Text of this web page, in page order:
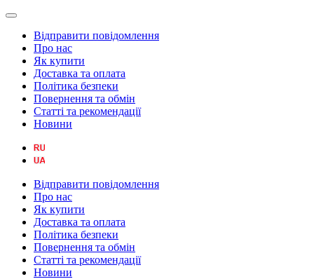
Відправити повідомлення
Про нас
Як купити
Доставка та оплата
Політика безпеки
Повернення та обмін
Статті та рекомендації
Новини
Відправити повідомлення
Про нас
Як купити
Доставка та оплата
Політика безпеки
Повернення та обмін
Статті та рекомендації
Новини